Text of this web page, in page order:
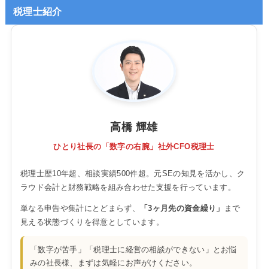
税理士紹介
高橋 輝雄
ひとり社長の「数字の右腕」社外CFO税理士
税理士歴10年超、相談実績500件超。元SEの知見を活かし、ク
ラウド会計と財務戦略を組み合わせた支援を行っています。
単なる申告や集計にとどまらず、 「3ヶ月先の資金繰り」
まで
見える状態づくりを得意としています。
「数字が苦手」「税理士に経営の相談ができない」とお悩
みの社長様、まずは気軽にお声がけください。